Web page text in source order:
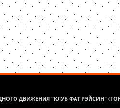
ДВИЖЕНИЯ "КЛУБ ФАТ РЭЙСИНГ